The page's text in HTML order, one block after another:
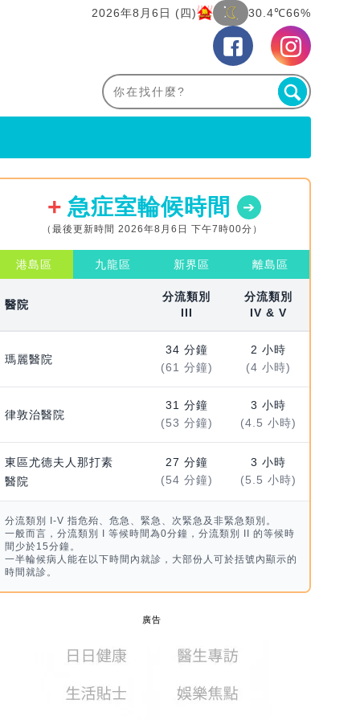
2026年8月6日 (四) 30.4℃66%
急症室輪候時間
（最後更新時間 2026年8月6日 下午7時00分）
港島區 九龍區 新界區 離島區
醫院
分流類別
III
分流類別
IV & V
瑪麗醫院
34 分鐘
(61 分鐘)
2 小時
(4 小時)
律敦治醫院
31 分鐘
(53 分鐘)
3 小時
(4.5 小時)
東區尤德夫人那打素
醫院
27 分鐘
(54 分鐘)
3 小時
(5.5 小時)
分流類別 I-V 指危殆、危急、緊急、次緊急及非緊急類別。
一般而言，分流類別 I 等候時間為0分鐘，分流類別 II 的等候時
間少於15分鐘。
一半輪候病人能在以下時間內就診，大部份人可於括號內顯示的
時間就診。
廣告